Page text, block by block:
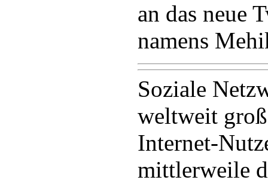
an das neue
namens
Soziale
weltweit
Internet-
mittlerweile